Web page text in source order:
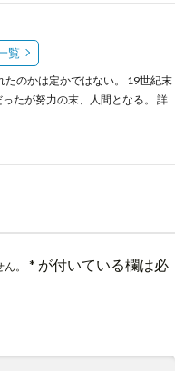
覧
たのかは定かではない。 19世紀末
たが努力の末、人間となる。 詳
。 * が付いている欄は必